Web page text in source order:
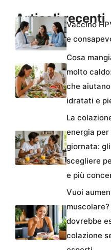
Articoli recenti
Vaccino
e
Cosa
molto
che
idratati e
La
energia
giornata:
scegliere
e più
Vuoi
dovrebbe
colazione